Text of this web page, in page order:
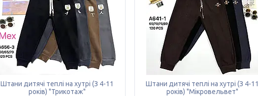
Штани дитячі теплі на хутрі (З 4-11
років) "Трикотаж"
Штани дитячі теплі на хутрі (З 4-11
років) "Мікровельвет"